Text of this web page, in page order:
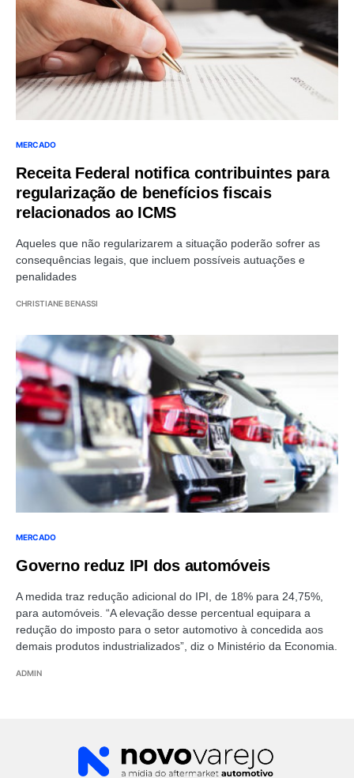
MERCADO
Receita Federal notifica contribuintes para
regularização de benefícios fiscais
relacionados ao ICMS
Aqueles que não regularizarem a situação poderão sofrer as
consequências legais, que incluem possíveis autuações e
penalidades
CHRISTIANE BENASSI
MERCADO
Governo reduz IPI dos automóveis
A medida traz redução adicional do IPI, de 18% para 24,75%,
para automóveis. “A elevação desse percentual equipara a
redução do imposto para o setor automotivo à concedida aos
demais produtos industrializados”, diz o Ministério da Economia.
ADMIN